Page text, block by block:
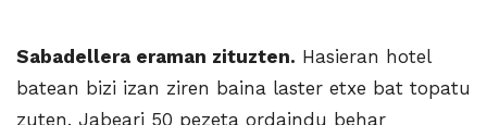
Sabadellera eraman zituzten. Hasieran hotel
batean bizi izan ziren baina laster etxe bat topatu
zuten. Jabeari 50 pezeta ordaindu behar